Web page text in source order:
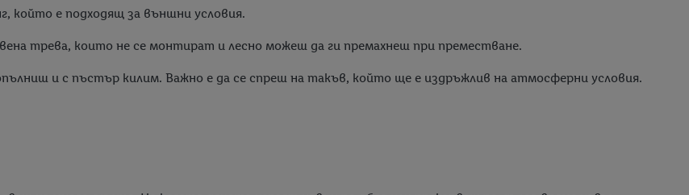
който е подходящ за външни условия.
трева, които не се монтират и лесно можеш да ги премахнеш при преместване.
и с пъстър килим. Важно е да се спреш на такъв, който ще е издръжлив на атмосферни условия.